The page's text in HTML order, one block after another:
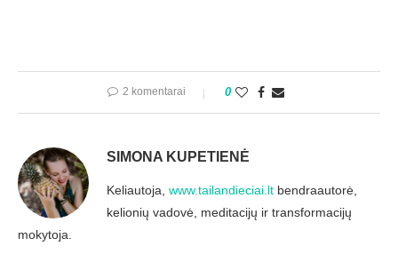
2 komentarai 0
SIMONA KUPETIENĖ
Keliautoja, www.tailandieciai.lt bendraautorė,
kelionių vadovė, meditacijų ir transformacijų
mokytoja.